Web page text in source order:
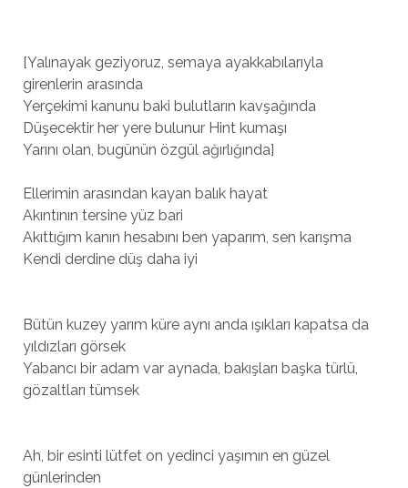
[Yalınayak geziyoruz, semaya ayakkabılarıyla
girenlerin arasında
Yerçekimi kanunu baki bulutların kavşağında
Düşecektir her yere bulunur Hint kumaşı
Yarını olan, bugünün özgül ağırlığında]
Ellerimin arasından kayan balık hayat
Akıntının tersine yüz bari
Akıttığım kanın hesabını ben yaparım, sen karışma
Kendi derdine düş daha iyi
Bütün kuzey yarım küre aynı anda ışıkları kapatsa da
yıldızları görsek
Yabancı bir adam var aynada, bakışları başka türlü,
gözaltları tümsek
Ah, bir esinti lütfet on yedinci yaşımın en güzel
günlerinden